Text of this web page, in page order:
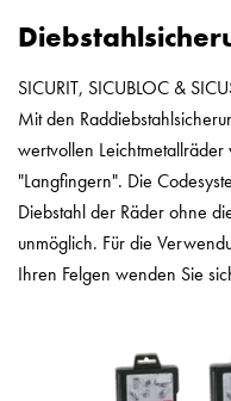
SICURIT, SICUBLOC &
Mit den
wertvollen
"Langfingern". Die
Diebstahl der Räder ohne
unmöglich. Für die
Ihren Felgen wenden Sie